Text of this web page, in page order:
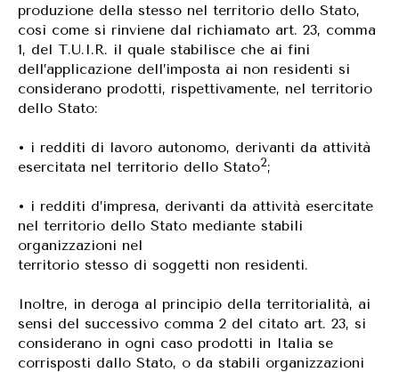
produzione della stesso nel territorio dello Stato,
così come si rinviene dal richiamato art. 23, comma
1, del T.U.I.R. il quale stabilisce che ai fini
dell’applicazione dell’imposta ai non residenti si
considerano prodotti, rispettivamente, nel territorio
dello Stato:
• i redditi di lavoro autonomo, derivanti da attività
esercitata nel territorio dello Stato2;
• i redditi d’impresa, derivanti da attività esercitate
nel territorio dello Stato mediante stabili
organizzazioni nel
territorio stesso di soggetti non residenti.
Inoltre, in deroga al principio della territorialità, ai
sensi del successivo comma 2 del citato art. 23, si
considerano in ogni caso prodotti in Italia se
corrisposti dallo Stato, o da stabili organizzazioni